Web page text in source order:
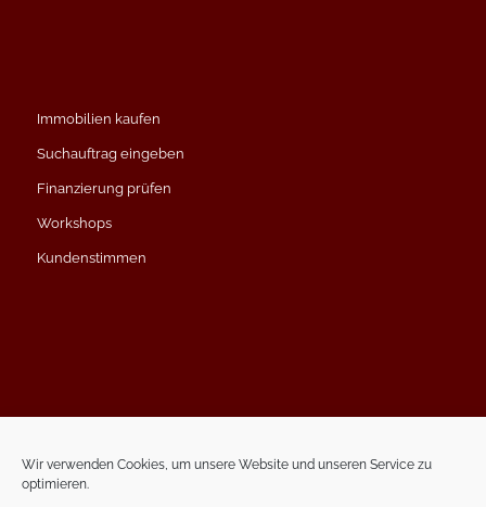
Wir verwenden Cookies, um unsere Website und unseren Service zu
optimieren.
Immobilien kaufen
Suchauftrag eingeben
Finanzierung prüfen
Workshops
Kundenstimmen
Datenschutzerklärung